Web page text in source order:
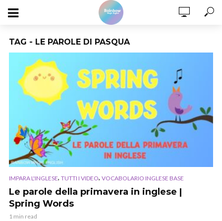
TAG - LE PAROLE DI PASQUA
IMPARA L'INGLESE, TUTTI I VIDEO, VOCABOLARIO INGLESE BASE
Le parole della primavera in inglese |
Spring Words
1 min read